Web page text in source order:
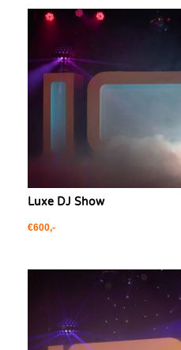
Luxe DJ Show
€600,-